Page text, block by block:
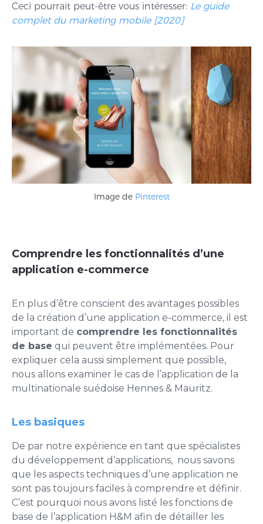
Ceci pourrait peut-être vous intéresser: Le guide
complet du marketing mobile [2020]
Image de Pinterest
Comprendre les fonctionnalités d’une
application e-commerce
En plus d’être conscient des avantages possibles
de la création d’une application e-commerce, il est
important de comprendre les fonctionnalités
de base qui peuvent être implémentées. Pour
expliquer cela aussi simplement que possible,
nous allons examiner le cas de l’application de la
multinationale suédoise Hennes & Mauritz.
Les basiques
De par notre expérience en tant que spécialistes
du développement d’applications, nous savons
que les aspects techniques d’une application ne
sont pas toujours faciles à comprendre et définir.
C’est pourquoi nous avons listé les fonctions de
base de l’application H&M afin de détailler les